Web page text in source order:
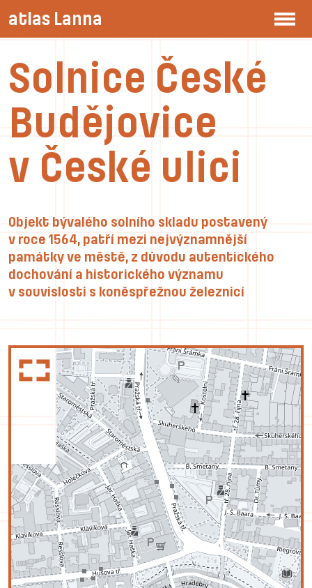
atlas Lanna
Solnice České
Budějovice
v České ulici
Objekt bývalého solního skladu postavený
v roce 1564, patří mezi nejvýznamnější
památky ve městě, z důvodu autentického
dochování a historického významu
v souvislosti s koněspřežnou železnicí